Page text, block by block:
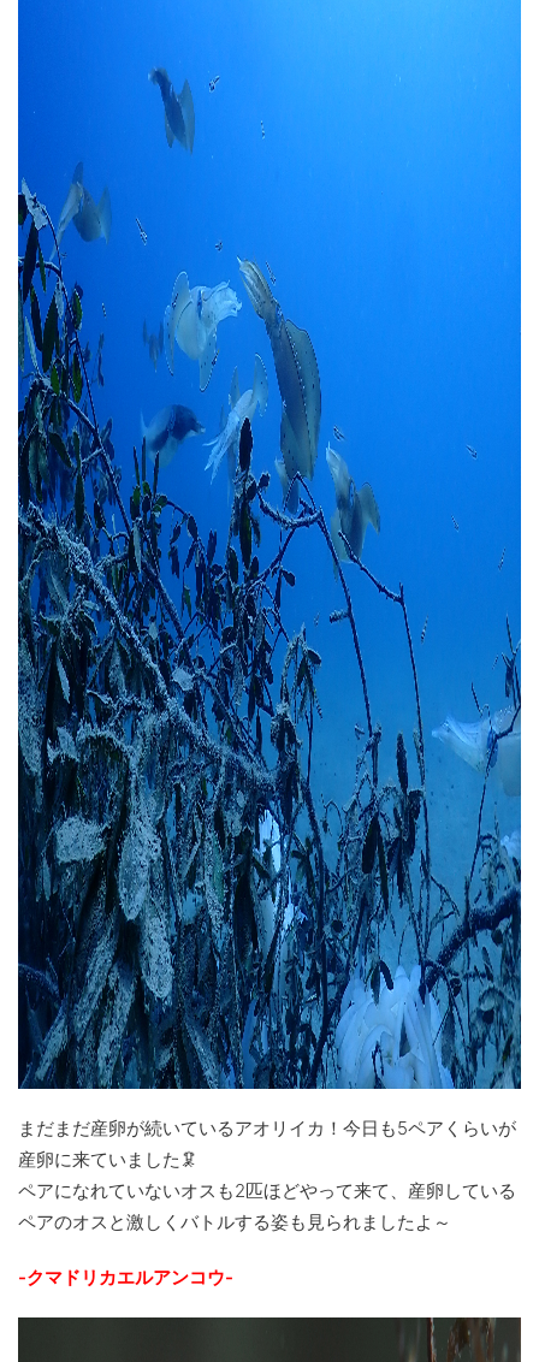
まだまだ産卵が続いているアオリイカ！今日も5ペアくらいが
産卵に来ていました🦑
ペアになれていないオスも2匹ほどやって来て、産卵している
ペアのオスと激しくバトルする姿も見られましたよ～
-クマドリカエルアンコウ-